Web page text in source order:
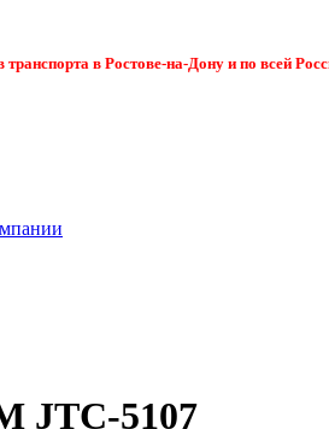
в Ростове-на-Дону и по всей
5107